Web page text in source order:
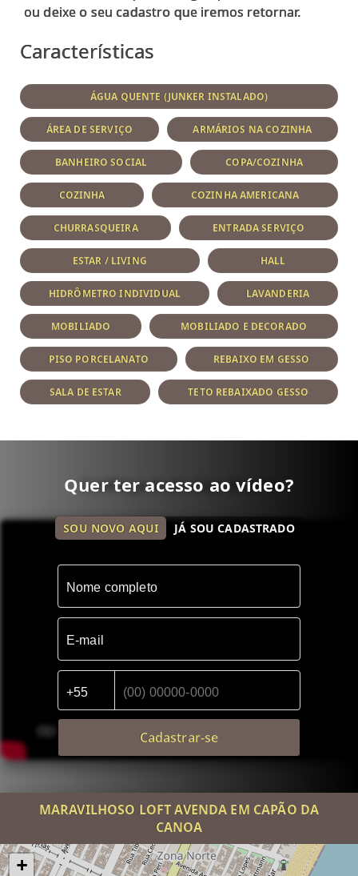
Características
ÁGUA QUENTE (JUNKER INSTALADO)
ÁREA DE SERVIÇO ARMÁRIOS NA COZINHA
BANHEIRO SOCIAL COPA/COZINHA
COZINHA COZINHA AMERICANA
CHURRASQUEIRA ENTRADA SERVIÇO
ESTAR / LIVING HALL
HIDRÔMETRO INDIVIDUAL LAVANDERIA
MOBILIADO MOBILIADO E DECORADO
PISO PORCELANATO REBAIXO EM GESSO
SALA DE ESTAR TETO REBAIXADO GESSO
Quer ter acesso ao vídeo?
SOU NOVO AQUI JÁ SOU CADASTRADO
Cadastrar-se
Conheça mais esse imóvel
MARAVILHOSO LOFT AVENDA EM CAPÃO DA
CANOA
+